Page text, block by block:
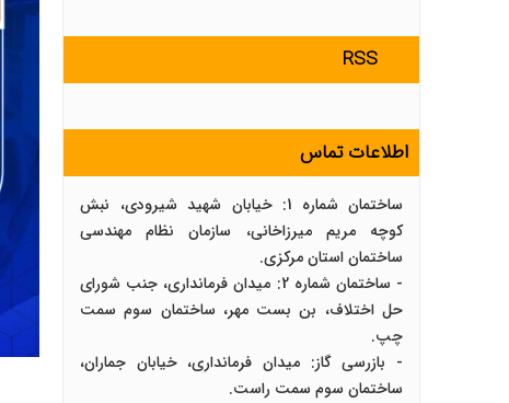
RSS
اطلاعات تماس
ساختمان شماره 1: خیابان شهید شیرودی، نبش
کوچه مریم میرزاخانی، سازمان نظام مهندسی
ساختمان استان مرکزی.
- ساختمان شماره 2: میدان فرمانداری، جنب شورای
حل اختلاف، بن بست مهر، ساختمان سوم سمت
چپ.
- بازرسی گاز: میدان فرمانداری، خیابان جماران،
ساختمان سوم سمت راست.